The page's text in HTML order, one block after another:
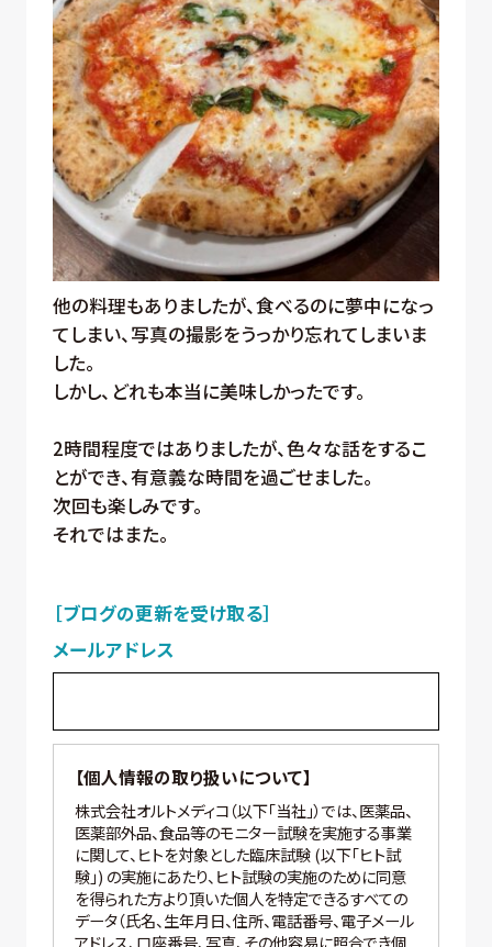
他の料理もありましたが、食べるのに夢中になっ
てしまい、写真の撮影をうっかり忘れてしまいま
した。
しかし、どれも本当に美味しかったです。
2時間程度ではありましたが、色々な話をするこ
とができ、有意義な時間を過ごせました。
次回も楽しみです。
それではまた。
［ブログの更新を受け取る］
メールアドレス
【個人情報の取り扱いについて】
株式会社オルトメディコ（以下「当社」）では、医薬品、
医薬部外品、食品等のモニター試験を実施する事業
に関して、ヒトを対象とした臨床試験 (以下「ヒト試
験」) の実施にあたり、ヒト試験の実施のために同意
を得られた方より頂いた個人を特定できるすべての
データ（氏名、生年月日、住所、電話番号、電子メール
アドレス、口座番号、写真、その他容易に照合でき個